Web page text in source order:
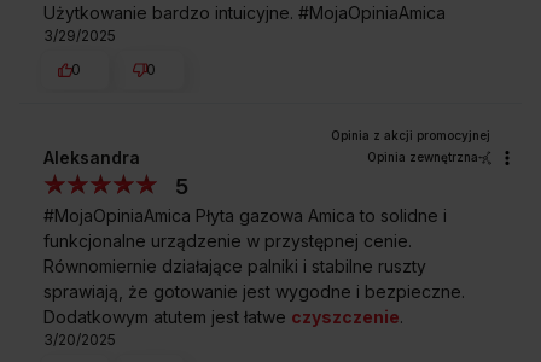
Użytkowanie bardzo intuicyjne. #MojaOpiniaAmica
3/29/2025
0
0
Aleksandra Opinia zewnętrzna
5
#MojaOpiniaAmica Płyta gazowa Amica to solidne i
funkcjonalne urządzenie w przystępnej cenie.
Równomiernie działające palniki i stabilne ruszty
sprawiają, że gotowanie jest wygodne i bezpieczne.
Dodatkowym atutem jest łatwe czyszczenie.
3/20/2025